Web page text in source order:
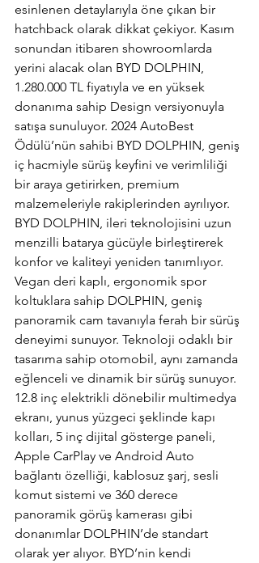
esinlenen detaylarıyla öne çıkan bir
hatchback olarak dikkat çekiyor. Kasım
sonundan itibaren showroomlarda
yerini alacak olan BYD DOLPHIN,
1.280.000 TL fiyatıyla ve en yüksek
donanıma sahip Design versiyonuyla
satışa sunuluyor. 2024 AutoBest
Ödülü’nün sahibi BYD DOLPHIN, geniş
iç hacmiyle sürüş keyfini ve verimliliği
bir araya getirirken, premium
malzemeleriyle rakiplerinden ayrılıyor.
BYD DOLPHIN, ileri teknolojisini uzun
menzilli batarya gücüyle birleştirerek
konfor ve kaliteyi yeniden tanımlıyor.
Vegan deri kaplı, ergonomik spor
koltuklara sahip DOLPHIN, geniş
panoramik cam tavanıyla ferah bir sürüş
deneyimi sunuyor. Teknoloji odaklı bir
tasarıma sahip otomobil, aynı zamanda
eğlenceli ve dinamik bir sürüş sunuyor.
12.8 inç elektrikli dönebilir multimedya
ekranı, yunus yüzgeci şeklinde kapı
kolları, 5 inç dijital gösterge paneli,
Apple CarPlay ve Android Auto
bağlantı özelliği, kablosuz şarj, sesli
komut sistemi ve 360 derece
panoramik görüş kamerası gibi
donanımlar DOLPHIN’de standart
olarak yer alıyor. BYD’nin kendi